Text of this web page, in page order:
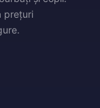
prețuri